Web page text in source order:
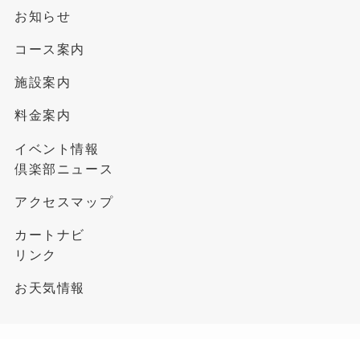
お知らせ
コース案内
施設案内
料金案内
イベント情報
倶楽部ニュース
アクセスマップ
カートナビ
リンク
お天気情報